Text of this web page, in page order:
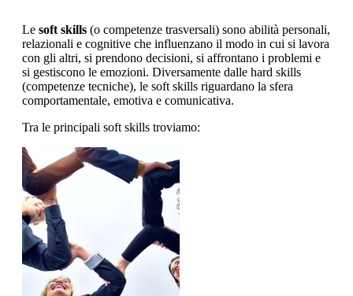
Le soft skills (o competenze trasversali) sono abilità personali,
relazionali e cognitive che influenzano il modo in cui si lavora
con gli altri, si prendono decisioni, si affrontano i problemi e
si gestiscono le emozioni. Diversamente dalle hard skills
(competenze tecniche), le soft skills riguardano la sfera
comportamentale, emotiva e comunicativa.
Tra le principali soft skills troviamo: